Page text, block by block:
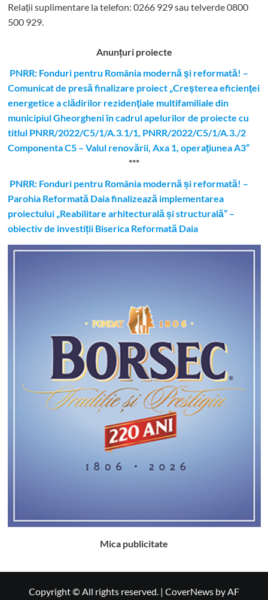
Relații suplimentare la telefon: 0266 929 sau telverde 0800
500 929.
Anunțuri proiecte
PNRR: Fonduri pentru România modernă şi reformată! –
Comunicat de presă finalizare proiect „Creşterea eficienţei
energetice a clădirilor rezidenţiale multifamiliale din
municipiul Gheorgheni în cadrul apelurilor de proiecte cu
titlul PNRR/2022/C5/1/A.3.1/1, PNRR/2022/C5/1/A.3./2
Componenta C5 – Valul renovării, Axa 1, operaţiunea A3”
***
PNRR: Fonduri pentru România modernă și reformată! –
Parohia Reformată Daia finalizează implementarea
proiectului „Reabilitare arhitecturală și structurală” –
obiectiv de investiții Biserica Reformată Daia
Mica publicitate
Copyright © All rights reserved. | CoverNews by AF